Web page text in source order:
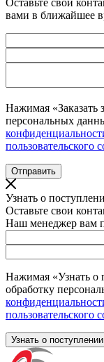
Оставьте свои
вами в ближайшее
Нажимая «Заказать
персональных
пользовательского
Узнать о
Оставьте свои
Наш менеджер вам
Нажимая «Узнать о
обработку
пользовательского